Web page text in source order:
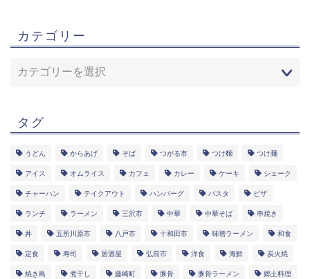
カテゴリー
タグ
うどん からあげ そば つがる市 つけ麵 つけ麺
アイス オムライス カフェ カレー ケーキ シェーク
チャーハン テイクアウト ハンバーグ パスタ ピザ
ランチ ラーメン 三沢市 中華 中華そば 串焼き
丼 五所川原市 八戸市 十和田市 味噌ラーメン 和食
定食 寿司 居酒屋 弘前市 洋食 海鮮 炭火焼
焼き鳥 煮干し 藤崎町 豚骨 豚骨ラーメン 郷土料理